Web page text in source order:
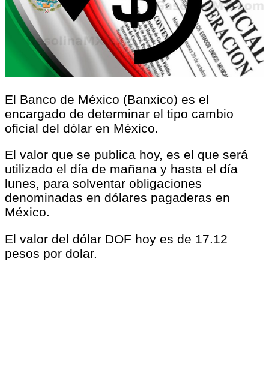
El Banco de México (Banxico) es el
encargado de determinar el tipo cambio
oficial del dólar en México.
El valor que se publica hoy, es el que será
utilizado el día de mañana y hasta el día
lunes, para solventar obligaciones
denominadas en dólares pagaderas en
México.
El valor del dólar DOF hoy es de 17.12
pesos por dolar.